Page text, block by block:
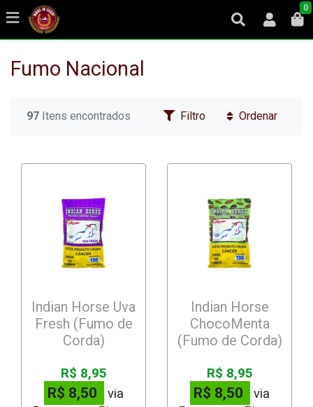
0
Fumo Nacional
97 Itens encontrados Filtro Ordenar
Indian Horse Uva
Fresh (Fumo de
Corda)
R$ 8,95
R$ 8,50
via
Indian Horse
ChocoMenta
(Fumo de Corda)
R$ 8,95
R$ 8,50
via